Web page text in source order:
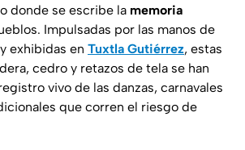
donde se escribe la memoria
Impulsadas por las manos de
exhibidas en Tuxtla Gutiérrez, estas
cedro y retazos de tela se han
vivo de las danzas, carnavales
que corren el riesgo de